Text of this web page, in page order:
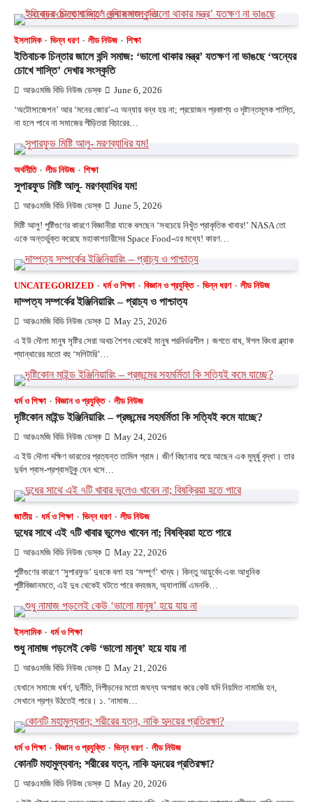
ইসলামিক ভিন্ন ধরণ লীড নিউজ শিক্ষা
ইতিবাচক চিন্তার জালে বন্দি সমাজ: ‘ভালো থাকার মন্ত্র’ যতক্ষণ না ভাঙছে ‘অন্যের
চোখে শাস্তি’ দেখার সংস্কৃতি
আরএমজি বিডি নিউজ ডেস্ক June 6, 2026
‘অটোসাজেশন’ আর ‘মনের জোর’-এ অন্যায় বন্ধ হয় না; প্রয়োজন প্রকাশ্য ও দৃষ্টান্তমূলক শাস্তি,
না হলে পাবে না সমাজের পীড়িতরা বিচারের…
অর্থনীতি লীড নিউজ শিক্ষা
সুপারফুড মিষ্টি আলু- মরণব্যাধির যম!
আরএমজি বিডি নিউজ ডেস্ক June 5, 2026
মিষ্টি আলু! পুষ্টিগুণের কারণে বিজ্ঞানীরা যাকে বলছেন ‘সবচেয়ে নিখুঁত প্রাকৃতিক খাবার!’ NASA তো
একে অন্তর্ভুক্ত করেছে মহাকাশচারীদের Space Food-এর মধ্যে! কারণ…
UNCATEGORIZED ধর্ম ও শিক্ষা বিজ্ঞান ও প্রযুক্তি ভিন্ন ধরণ লীড নিউজ
দাম্পত্য সম্পর্কের ইঞ্জিনিয়ারিং – প্রাচ্য ও পাশ্চাত্য
আরএমজি বিডি নিউজ ডেস্ক May 25, 2026
এ ইউ দৌলা মানুষ সৃষ্টির সেরা অথচ শৈশব থেকেই মানুষ পরনির্ভরশীল। জগতে বাঘ, ঈগল কিংবা ব্ল্যাক
প্যান্থারের মতো বহু ‘সলিটারি’…
ধর্ম ও শিক্ষা বিজ্ঞান ও প্রযুক্তি লীড নিউজ
দৃষ্টিকোন মাইন্ড ইঞ্জিনিয়ারিং – প্রজন্মের সহমর্মিতা কি সত্যিই কমে যাচ্ছে?
আরএমজি বিডি নিউজ ডেস্ক May 24, 2026
এ ইউ দৌলা দক্ষিণ ভারতের প্রত্যন্ত তামিল গ্রাম। জীর্ণ বিছানায় শুয়ে আছেন এক মুমূর্ষু বৃদ্ধা। তার
দুর্বল শ্বাস-প্রশ্বাসটুকু যেন খসে…
জাতীয় ধর্ম ও শিক্ষা ভিন্ন ধরণ লীড নিউজ
দুধের সাথে এই ৭টি খাবার ভুলেও খাবেন না; বিষক্রিয়া হতে পারে
আরএমজি বিডি নিউজ ডেস্ক May 22, 2026
পুষ্টিগুণের কারণে ‘সুপারফুড’ দুধকে বলা হয় ‘সম্পূর্ণ’ খাদ্য। কিন্তু আয়ুর্বেদ এবং আধুনিক
পুষ্টিবিজ্ঞানমতে, এই দুধ থেকেই ঘটতে পারে বদহজম, অ্যালার্জি এমনকি…
ইসলামিক ধর্ম ও শিক্ষা
শুধু নামাজ পড়লেই কেউ ‘ভালো মানুষ’ হয়ে যায় না
আরএমজি বিডি নিউজ ডেস্ক May 21, 2026
যেখানে সমাজে ধর্ষণ, দুর্নীতি, নিপীড়নের মতো জঘন্য অপরাধ করে কেউ যদি নিয়মিত নামাজি হন,
সেখানে প্রশ্ন উঠতেই পারে। ১. ‘নামাজ…
ধর্ম ও শিক্ষা বিজ্ঞান ও প্রযুক্তি ভিন্ন ধরণ লীড নিউজ
কোনটি মহামুল্যবান; শরীরের যত্ন, নাকি হৃদয়ের প্রতিরক্ষা?
আরএমজি বিডি নিউজ ডেস্ক May 20, 2026